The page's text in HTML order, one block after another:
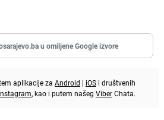
u omiljene Google izvore
aplikacije za Android | iOS i društvenih
, kao i putem našeg ViberChata.